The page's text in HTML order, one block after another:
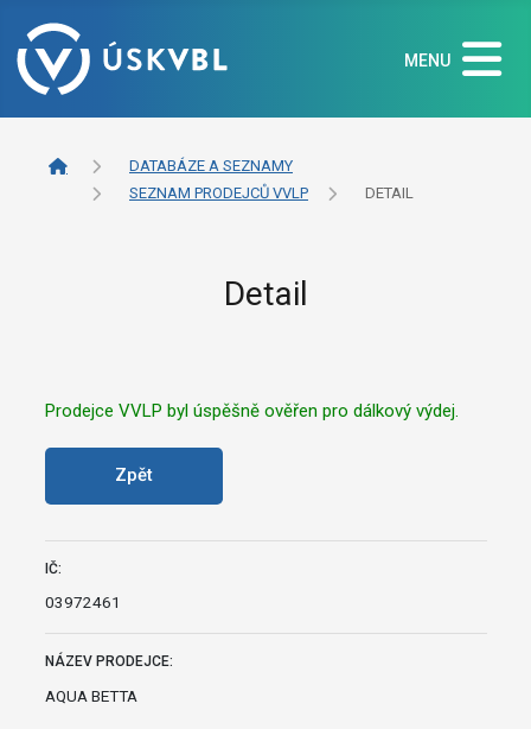
MENU
DATABÁZE A SEZNAMY
SEZNAM PRODEJCŮ VVLP
DETAIL
Detail
Prodejce VVLP byl úspěšně ověřen pro dálkový výdej.
Zpět
IČ:
03972461
NÁZEV PRODEJCE:
AQUA BETTA